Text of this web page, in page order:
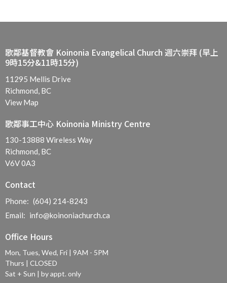
歌鄰基督教會 Koinonia Evangelical Church 週六崇拜 (早上
9時15分&11時15分)
11295 Mellis Drive
Richmond, BC
View Map
歌鄰事工中心 Koinonia Ministry Centre
130-13888 Wireless Way
Richmond, BC
V6V 0A3
Contact
Phone: (604) 214-8243
Email: info@koinoniachurch.ca
Office Hours
Mon, Tues, Wed, Fri | 9AM - 5PM
Thurs | CLOSED
Sat + Sun | by appt. only